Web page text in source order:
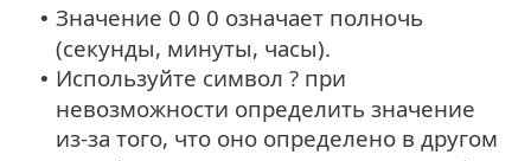
• Значение 0 0 0 означает полночь
(секунды, минуты, часы).
• Используйте символ ? при
невозможности определить значение
из-за того, что оно определено в другом